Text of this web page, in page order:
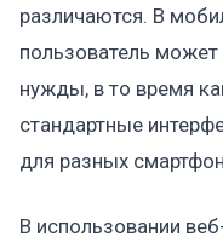
различаются. В
пользователь может
нужды, в то время
стандартные
для разных
В использовании